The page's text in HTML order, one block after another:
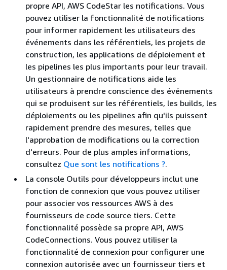
propre API, AWS CodeStar les notifications. Vous
pouvez utiliser la fonctionnalité de notifications
pour informer rapidement les utilisateurs des
événements dans les référentiels, les projets de
construction, les applications de déploiement et
les pipelines les plus importants pour leur travail.
Un gestionnaire de notifications aide les
utilisateurs à prendre conscience des événements
qui se produisent sur les référentiels, les builds, les
déploiements ou les pipelines afin qu'ils puissent
rapidement prendre des mesures, telles que
l'approbation de modifications ou la correction
d'erreurs. Pour de plus amples informations,
consultez Que sont les notifications ?.
La console Outils pour développeurs inclut une
fonction de connexion que vous pouvez utiliser
pour associer vos ressources AWS à des
fournisseurs de code source tiers. Cette
fonctionnalité possède sa propre API, AWS
CodeConnections. Vous pouvez utiliser la
fonctionnalité de connexion pour configurer une
connexion autorisée avec un fournisseur tiers et